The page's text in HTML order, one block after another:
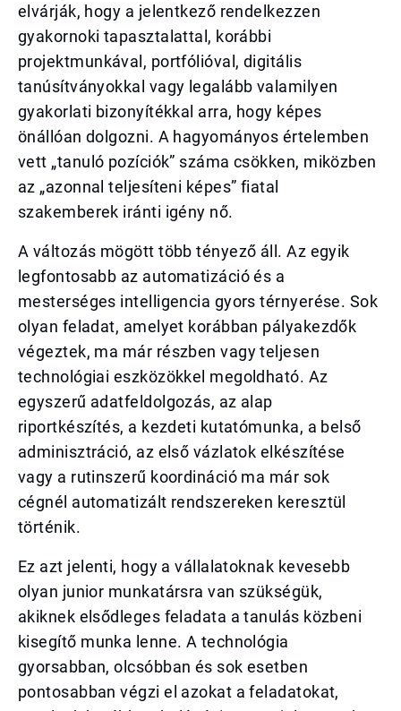
elvárják, hogy a jelentkező rendelkezzen
gyakornoki tapasztalattal, korábbi
projektmunkával, portfólióval, digitális
tanúsítványokkal vagy legalább valamilyen
gyakorlati bizonyítékkal arra, hogy képes
önállóan dolgozni. A hagyományos értelemben
vett „tanuló pozíciók” száma csökken, miközben
az „azonnal teljesíteni képes” fiatal
szakemberek iránti igény nő.
A változás mögött több tényező áll. Az egyik
legfontosabb az automatizáció és a
mesterséges intelligencia gyors térnyerése. Sok
olyan feladat, amelyet korábban pályakezdők
végeztek, ma már részben vagy teljesen
technológiai eszközökkel megoldható. Az
egyszerű adatfeldolgozás, az alap
riportkészítés, a kezdeti kutatómunka, a belső
adminisztráció, az első vázlatok elkészítése
vagy a rutinszerű koordináció ma már sok
cégnél automatizált rendszereken keresztül
történik.
Ez azt jelenti, hogy a vállalatoknak kevesebb
olyan junior munkatársra van szükségük,
akiknek elsődleges feladata a tanulás közbeni
kisegítő munka lenne. A technológia
gyorsabban, olcsóbban és sok esetben
pontosabban végzi el azokat a feladatokat,